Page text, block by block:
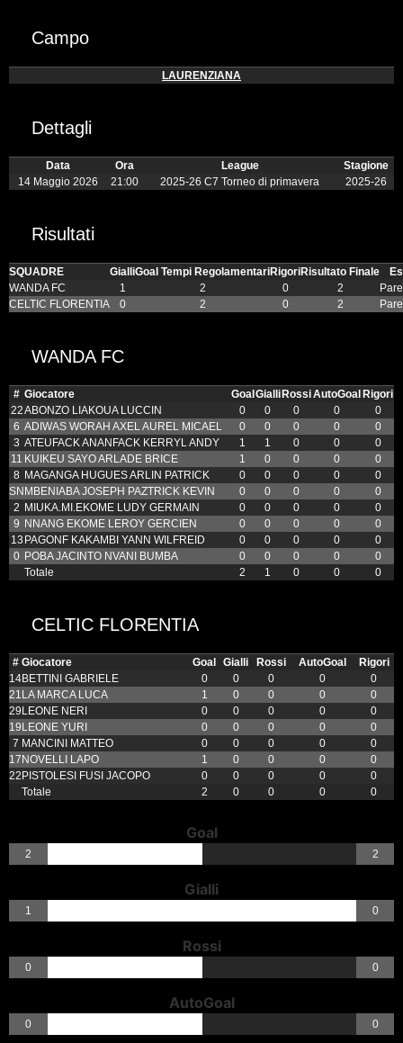
Campo
LAURENZIANA
Dettagli
Data Ora League
Stagione
14 Maggio 2026
21:00 2025-26 C7 Torneo di primavera 2025-26
Risultati
SQUADRE GialliGoal Tempi RegolamentariRigoriRisultato Finale
WANDA FC
1 2 0 2
CELTIC FLORENTIA
0 2 0 2
WANDA FC
# Giocatore Goal Gialli RossiAutoGoal Rigori
22ABONZO LIAKOUA LUCCIN 0 0 0 0
0
6 ADIWAS WORAH AXEL AUREL MICAEL 0 0 0 0
0
3 ATEUFACK ANANFACK KERRYL ANDY 1 1 0 0
0
11 KUIKEU SAYO ARLADE BRICE 1 0 0 0
0
8 MAGANGA HUGUES ARLIN PATRICK 0 0 0 0
0
SN MBENIABA JOSEPH PAZTRICK KEVIN 0 0 0 0
0
2 MIUKA.MI.EKOME LUDY GERMAIN 0 0 0 0
0
9 NNANG EKOME LEROY GERCIEN 0 0 0 0
0
13 PAGONF KAKAMBI YANN WILFREID 0 0 0 0
0
0 POBA JACINTO NVANI BUMBA 0 0 0 0
0
Totale
2 1 0 0 0
CELTIC FLORENTIA
# Giocatore Goal Gialli Rossi AutoGoal
Rigori
14BETTINI GABRIELE 0 0 0 0
0
21 LA MARCA LUCA 1 0 0 0
0
29 LEONE NERI 0 0 0 0
0
19 LEONE YURI 0 0 0 0
0
7 MANCINI MATTEO 0 0 0 0
0
17 NOVELLI LAPO 1 0 0 0
0
22 PISTOLESI FUSI JACOPO 0 0 0 0
0
Totale
2 0 0 0 0
Goal
2 2
Gialli
1 0
Rossi
0 0
AutoGoal
0 0